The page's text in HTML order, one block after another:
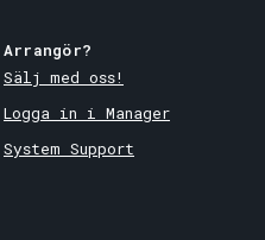
Arrangör?
Sälj med oss!
Logga in i Manager
System Support